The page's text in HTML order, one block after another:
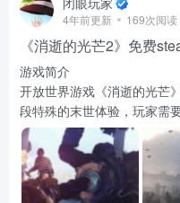
4年前更新 169次阅读
《消逝的光芒2》免费
游戏简介
开放世界游戏《消逝的光芒
段特殊的末世体验，玩家需